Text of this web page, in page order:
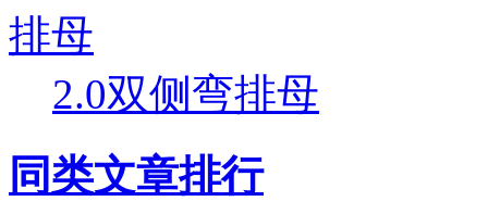
2.0双侧弯排母
同类文章排行